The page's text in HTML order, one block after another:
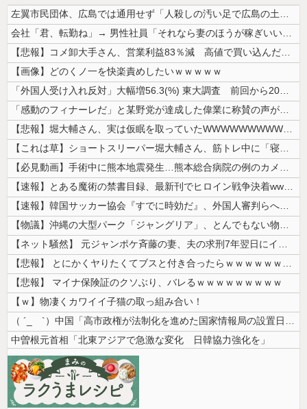
左翼市民団体、広島では通用せず「人殺しの汚い足で広島の土を踏むな！」→...
会社「君、転勤ね」→ 男性社員「それなら妻のほうが稼ぎいいんで辞めます...
【悲報】コメ卸大手さん、営業利益83％減 高値で買い込んだ米が売れず「...
【画像】どのくノ一を快楽責めしたいｗｗｗｗｗ
「外国人受け入れ反対」大幅増56.3(%) 東大調査 前回から20ポイ...
「感動のフィナーレだ」と某野党が達成した偉業に称賛の声が殺到、なんかヒ...
【悲報】堀大輔さん、実は仮眠を取っていたWWWWWWWWWWWWWWW...
【これは草】ショートスリーパー堀大輔さん、筋トレ中に「寝たほうが良い」...
【必見動画】手術中に熊本地震発生…熊本総合病院の例のカメラ映像、ノーカ...
【速報】とある魔術の禁書目録、最新刊でヒロイン戦争決着wwwwwwww...
【速報】韓国サッカー協会『すでに時効だ』、外国人審判らへ性的接待疑惑→...
【物議】沖縄の大型パーク「ジャングリア」、とんでもない物を投入してしま...
【ネット騒然】 元ジャンポケ斉藤の妻、夫の求刑7年翌日にインスタ更新！...
【悲報】 とにかくヤりたくてブスと付き合ったらｗｗｗｗｗｗｗｗｗｗｗｗ...
【悲報】 マイナ保険証のクソぶり、バレるｗｗｗｗｗｗｗｗｗ
【ｗ】物凄くカワイイ子猫の取っ組み合い！
（ ´_ゝ`）中国「高市政権が法制化を進めた国家情報局の設置日が7月3...
中曽根元首相「北東アジアで急激な変化 日韓協力強化を」